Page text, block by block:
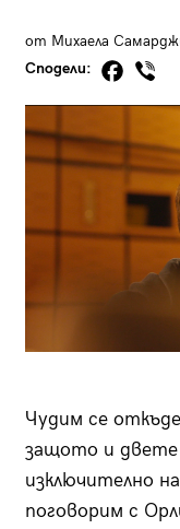
от Михаела
Сподели:
Чудим се
защото и двете
изключително
поговорим с